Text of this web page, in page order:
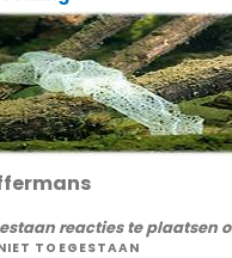
reacties te plaatsen
TOEGESTAAN